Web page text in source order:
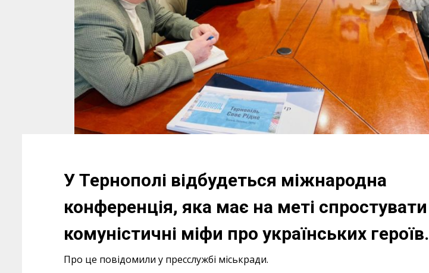
У Тернополі відбудеться міжнародна
конференція, яка має на меті спростувати
комуністичні міфи про українських героїв.
Про це повідомили у пресслужбі міськради.